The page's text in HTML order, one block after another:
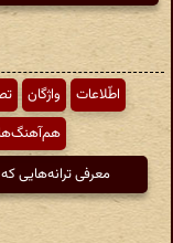
اطّلاعات واژگان
هم‌آهنگ‌ها
معرفی ترانه‌هایی